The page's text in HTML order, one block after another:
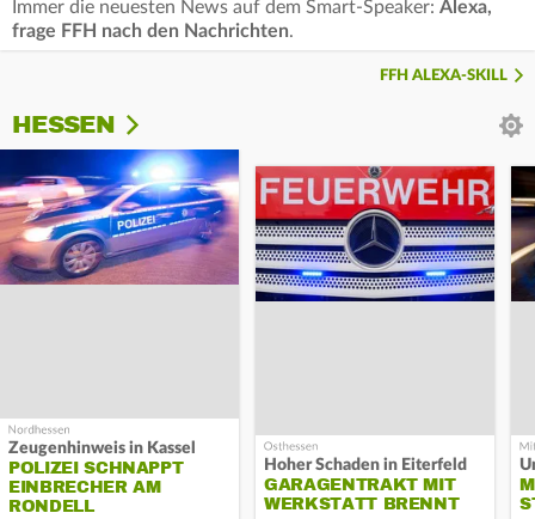
Immer die neuesten News auf dem Smart-Speaker: Alexa,
frage FFH nach den Nachrichten.
FFH ALEXA-SKILL
HESSEN
Zeugenhinweis in Kassel
POLIZEI SCHNAPPT
EINBRECHER AM
RONDELL
Hoher Schaden in Eiterfeld
GARAGENTRAKT MIT
WERKSTATT BRENNT